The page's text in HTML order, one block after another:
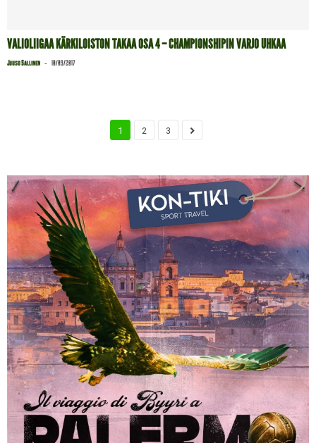
VALIOLIIGAA KÄRKILOISTON TAKAA OSA 4 – CHAMPIONSHIPIN VARJO UHKAA
Juuso Sallinen - 10/09/2017
1 2 3